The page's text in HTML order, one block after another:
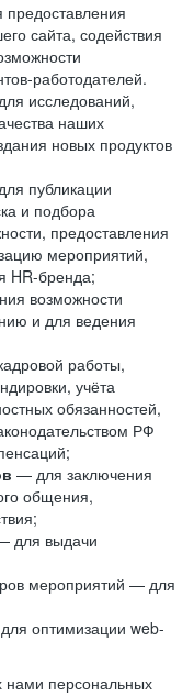
сайта, содействия
работодателей.
исследований,
наших
новых продуктов
публикации
и подбора
предоставления
мероприятий,
HR-бренда;
возможности
и для ведения
работы,
учёта
обязанностей,
РФ
— для заключения
общения,
для выдачи
мероприятий — для
оптимизации web-
персональных